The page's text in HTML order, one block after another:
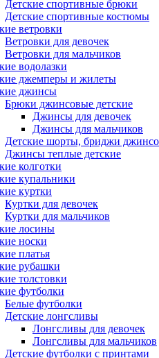
Детские спортивные брюки
Детские спортивные костюмы
ветровки
Ветровки для девочек
Ветровки для мальчиков
водолазки
джемперы и жилеты
джинсы
Брюки джинсовые детские
Джинсы для девочек
Джинсы для мальчиков
Детские шорты, бриджи
Джинсы теплые детские
колготки
купальники
куртки
Куртки для девочек
Куртки для мальчиков
лосины
носки
платья
рубашки
толстовки
футболки
Белые футболки
Детские лонгсливы
Лонгсливы для девочек
Лонгсливы для мальчиков
Детские футболки с принтами